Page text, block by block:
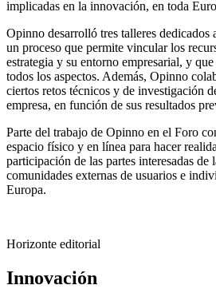
implicadas en la innovación, en toda
Opinno desarrolló tres talleres dedicados
un proceso que permite vincular los
estrategia y su entorno empresarial, y
todos los aspectos. Además, Opinno
ciertos retos técnicos y de investigación
empresa, en función de sus resultados
Parte del trabajo de Opinno en el Foro
espacio físico y en línea para hacer
participación de las partes interesadas de
comunidades externas de usuarios e
Europa.
Horizonte editorial
Innovación